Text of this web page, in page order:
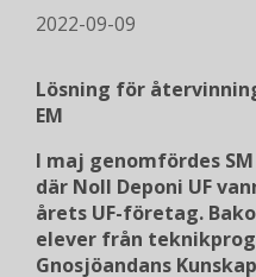
2022-09-09
Lösning för
EM
I maj genomfördes
där Noll Deponi UF
årets UF-företag.
elever från
Gnosjöandans